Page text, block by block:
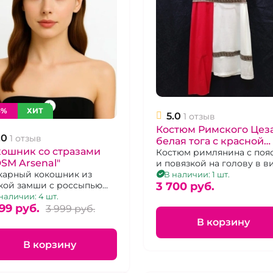
ХИТ
1 отзыв
со стразами
Arsenal"
кокошник из
замши с россыпью
4 шт.
pуб. 3 999 pуб.
В корзину
5.0 1 отзыв
Костюм Римского
белая тога с красной
накидкой
Костюм римлянина с
и повязкой на голову в
золотых листьев лавра р.
В наличии: 1 шт.
3 700 pуб.
В корзину